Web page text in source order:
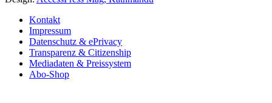
Kontakt
Impressum
Datenschutz & ePrivacy
Transparenz & Citizenship
Mediadaten & Preissystem
Abo-Shop